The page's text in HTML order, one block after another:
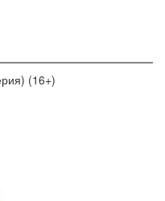
(16+)